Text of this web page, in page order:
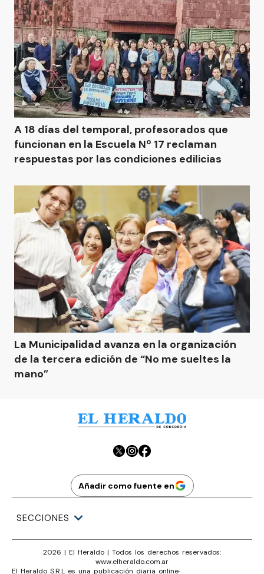
A 18 días del temporal, profesorados que
funcionan en la Escuela Nº 17 reclaman
respuestas por las condiciones edilicias
La Municipalidad avanza en la organización
de la tercera edición de “No me sueltes la
mano”
Añadir como fuente en
SECCIONES
2026 | El Heraldo | Todos los derechos reservados:
www.elheraldo.com.ar
El Heraldo S.R.L es una publicación diaria online·